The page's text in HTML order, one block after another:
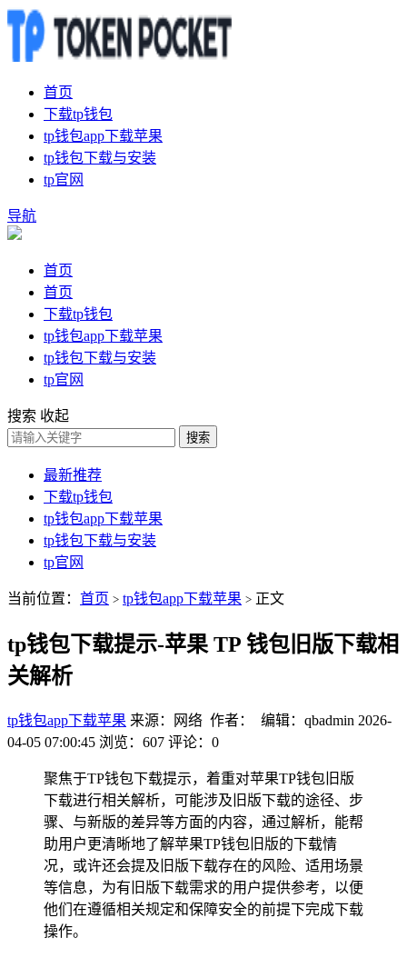
首页
下载tp钱包
tp钱包app下载苹果
tp钱包下载与安装
tp官网
导航
首页
首页
下载tp钱包
tp钱包app下载苹果
tp钱包下载与安装
tp官网
搜索 收起
搜索
最新推荐
下载tp钱包
tp钱包app下载苹果
tp钱包下载与安装
tp官网
当前位置： 首页 > tp钱包app下载苹果 > 正文
tp钱包下载提示-苹果 TP 钱包旧版下载相
关解析
tp钱包app下载苹果 来源：网络 作者： 编辑：qbadmin 2026-
04-05 07:00:45 浏览：607 评论：0
聚焦于TP钱包下载提示，着重对苹果TP钱包旧版
下载进行相关解析，可能涉及旧版下载的途径、步
骤、与新版的差异等方面的内容，通过解析，能帮
助用户更清晰地了解苹果TP钱包旧版的下载情
况，或许还会提及旧版下载存在的风险、适用场景
等信息，为有旧版下载需求的用户提供参考，以便
他们在遵循相关规定和保障安全的前提下完成下载
操作。